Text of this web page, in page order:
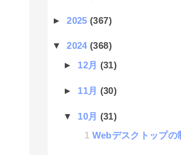
►2025(367)
▼2024(368)
► 12月 (31)
► 11月 (30)
▼ 10月 (31)
Webデスクトップの制作 #24 電